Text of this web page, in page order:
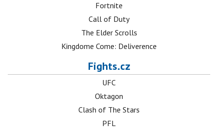
Fortnite
Call of Duty
The Elder Scrolls
Kingdome Come: Deliverence
Fights.cz
UFC
Oktagon
Clash of The Stars
PFL